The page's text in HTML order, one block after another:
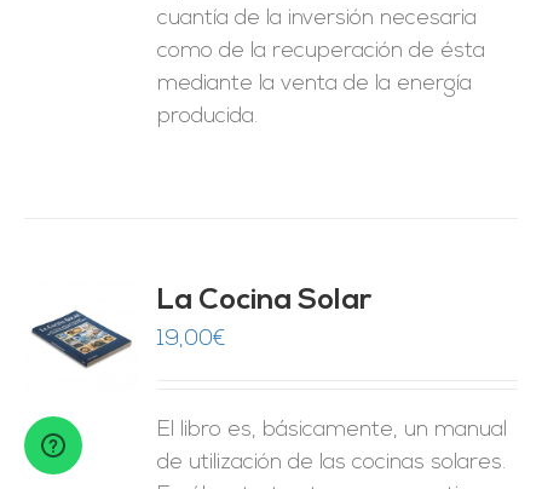
cuantía de la inversión necesaria
como de la recuperación de ésta
mediante la venta de la energía
producida.
La Cocina Solar
19,00€
El libro es, básicamente, un manual
de utilización de las cocinas solares.